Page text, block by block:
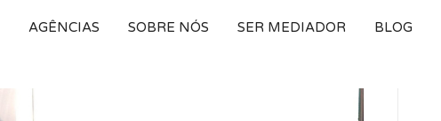
AGÊNCIAS SOBRE NÓS SER MEDIADOR BLOG